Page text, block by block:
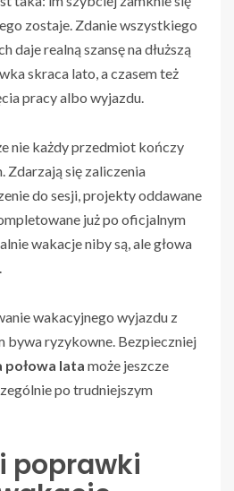
zostaje. Zdanie wszystkiego
daje realną szansę na dłuższą
skraca lato, a czasem też
pracy albo wyjazdu.
nie każdy przedmiot kończy
Zdarzają się zaliczenia
do sesji, projekty oddawane
już po oficjalnym
wakacje niby są, ale głowa
wakacyjnego wyjazdu z
bywa ryzykowne. Bezpieczniej
połowa lata może jeszcze
po trudniejszym
poprawki